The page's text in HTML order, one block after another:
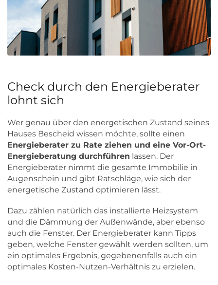
Check durch den Energieberater
lohnt sich
Wer genau über den energetischen Zustand seines
Hauses Bescheid wissen möchte, sollte einen
Energieberater zu Rate ziehen und eine Vor-Ort-
Energieberatung durchführen lassen. Der
Energieberater nimmt die gesamte Immobilie in
Augenschein und gibt Ratschläge, wie sich der
energetische Zustand optimieren lässt.
Dazu zählen natürlich das installierte Heizsystem
und die Dämmung der Außenwände, aber ebenso
auch die Fenster. Der Energieberater kann Tipps
geben, welche Fenster gewählt werden sollten, um
ein optimales Ergebnis, gegebenenfalls auch ein
optimales Kosten-Nutzen-Verhältnis zu erzielen.